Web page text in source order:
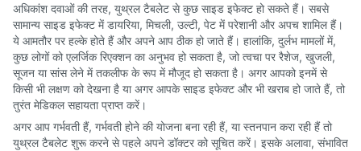
अधिकांश दवाओं की तरह, युथ्रल टैबलेट से कुछ साइड इफेक्ट हो सकते हैं। सबसे
सामान्य साइड इफेक्ट में डायरिया, मिचली, उल्टी, पेट में परेशानी और अपच शामिल हैं।
ये आमतौर पर हल्के होते हैं और अपने आप ठीक हो जाते हैं। हालांकि, दुर्लभ मामलों में,
कुछ लोगों को एलर्जिक रिएक्शन का अनुभव हो सकता है, जो त्वचा पर रैशेज, खुजली,
सूजन या सांस लेने में तकलीफ के रूप में मौजूद हो सकता है। अगर आपको इनमें से
किसी भी लक्षण को देखना है या अगर आपके साइड इफेक्ट और भी खराब हो जाते हैं, तो
तुरंत मेडिकल सहायता प्राप्त करें।
अगर आप गर्भवती हैं, गर्भवती होने की योजना बना रही हैं, या स्तनपान करा रही हैं तो
युथ्रल टैबलेट शुरू करने से पहले अपने डॉक्टर को सूचित करें। इसके अलावा, संभावित